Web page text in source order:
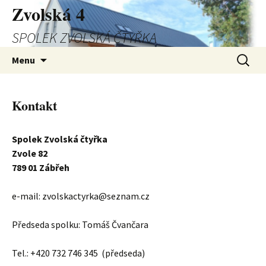
Zvolská 4
SPOLEK ZVOLSKÁ ČTYŘKA
Menu
Kontakt
Spolek Zvolská čtyřka
Zvole 82
789 01 Zábřeh
e-mail: zvolskactyrka@seznam.cz
Předseda spolku: Tomáš Čvančara
Tel.: +420 732 746 345 (předseda)